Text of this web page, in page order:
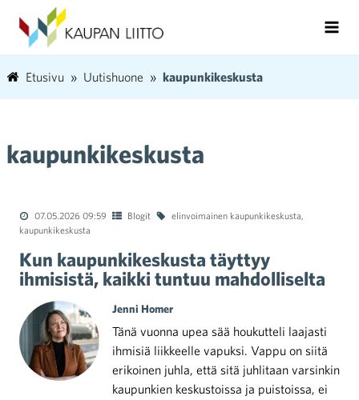
Etusivu Uutishuone kaupunkikeskusta
kaupunkikeskusta
07.05.2026 09:59 Blogit elinvoimainen kaupunkikeskusta,
kaupunkikeskusta
Kun kaupunkikeskusta täyttyy
ihmisistä, kaikki tuntuu mahdolliselta
Jenni Homer
Tänä vuonna upea sää houkutteli laajasti
ihmisiä liikkeelle vapuksi. Vappu on siitä
erikoinen juhla, että sitä juhlitaan varsinkin
kaupunkien keskustoissa ja puistoissa, ei